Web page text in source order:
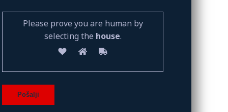
Please prove you are human by
selecting the house.